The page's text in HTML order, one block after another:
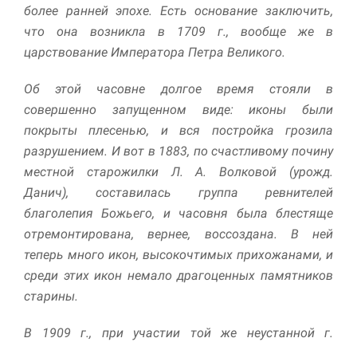
более ранней эпохе. Есть основание заключить,
что она возникла в 1709 г., вообще же в
царствование Императора Петра Великого.
Об этой часовне долгое время стояли в
совершенно запущенном виде: иконы были
покрыты плесенью, и вся построй­ка грозила
разрушением. И вот в 1883, по счастливому почину
местной старожилки Л. А. Волковой (урожд.
Данич), составилась группа ревнителей
благолепия Божьего, и часовня была блестяще
отремонтирована, вернее, воссоздана. В ней
теперь много икон, высокочтимых прихожанами, и
среди этих икон немало драгоценных памятников
старины.
В 1909 г., при участии той же не­устанной г.
улучшить
и структуру веб-
сайта, исходя из
используется.
Пользовательский
опыт
Для обеспечения
эффективной работы
нашего сайта во
время вашего
посещения, отказ от
использования этих
файлов cookie
сайта.